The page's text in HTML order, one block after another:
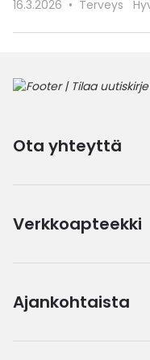
16.3.2026
Terveys
Ota yhteyttä
Verkkoapteekki
Ajankohtaista